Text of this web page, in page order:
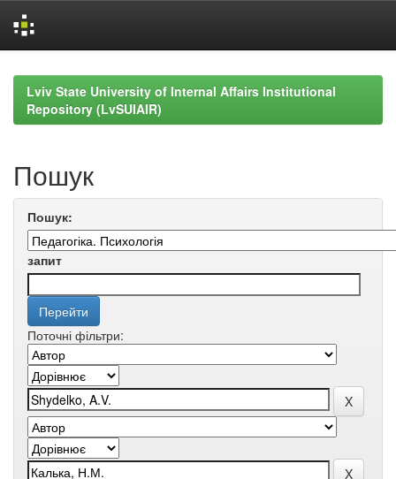
navigationLviv State University of Internal Affairs Institutional
Repository (LvSUIAIR)
Пошук
Пошук:
запит
Поточні фільтри: